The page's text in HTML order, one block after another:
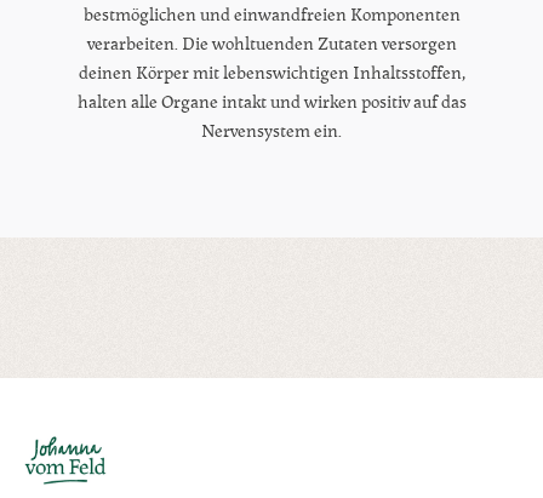
bestmöglichen und einwandfreien Komponenten
verarbeiten. Die wohltuenden Zutaten versorgen
deinen Körper mit lebenswichtigen Inhaltsstoffen,
halten alle Organe intakt und wirken positiv auf das
Nervensystem ein.